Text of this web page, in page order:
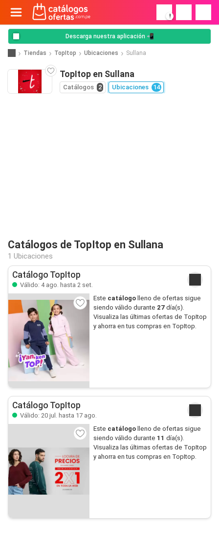
!
Descarga nuestra aplicación 📲
Tiendas TopItop Ubicaciones Sullana
TopItop en Sullana
Catálogos 2 Ubicaciones 14
Catálogos de TopItop en Sullana
1 Ubicaciones
Catálogo TopItop
Válido: 4 ago. hasta 2 set.
Este catálogo lleno de ofertas sigue
siendo válido durante 27día(s).
Visualiza las últimas ofertas de TopItop
y ahorra en tus compras en TopItop.
Catálogo TopItop
Válido: 20 jul. hasta 17 ago.
Este catálogo lleno de ofertas sigue
siendo válido durante 11 día(s).
Visualiza las últimas ofertas de TopItop
y ahorra en tus compras en TopItop.